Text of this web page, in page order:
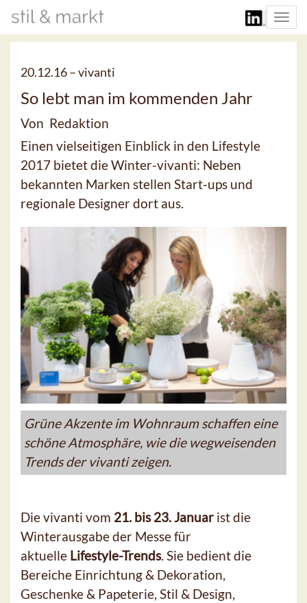
20.12.16 –vivanti
So lebt man im kommenden Jahr
Von Redaktion
Einen vielseitigen Einblick in den Lifestyle
2017 bietet die Winter-vivanti: Neben
bekannten Marken stellen Start-ups und
regionale Designer dort aus.
Grüne Akzente im Wohnraum schaffen eine
schöne Atmosphäre, wie die wegweisenden
Trends der vivanti zeigen.
Die vivanti vom 21. bis 23. Januar ist die
Winterausgabe der Messe für
aktuelle Lifestyle-Trends. Sie bedient die
Bereiche Einrichtung & Dekoration,
Geschenke & Papeterie, Stil & Design,